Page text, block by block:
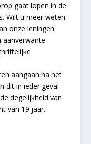
gaat lopen in de
Wilt u meer weten
onze leningen
aanverwante
aangaan na het
dit in ieder geval
degelijkheid van
van 19 jaar.